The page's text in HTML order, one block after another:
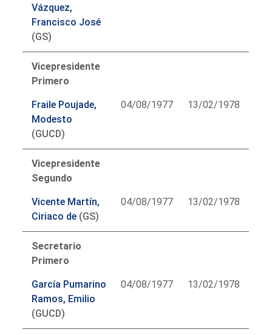
Vázquez,
Francisco José
(GS)
Vicepresidente
Primero
Fraile Poujade,
Modesto
(GUCD)
04/08/1977 13/02/1978
Vicepresidente
Segundo
Vicente Martín,
Ciriaco de (GS)
04/08/1977 13/02/1978
Secretario
Primero
García Pumarino
Ramos, Emilio
(GUCD)
04/08/1977 13/02/1978